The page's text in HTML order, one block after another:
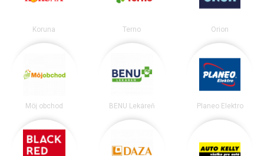
Koruna Terno Orion
Môj obchod BENU Lekáreň Planeo Elektro